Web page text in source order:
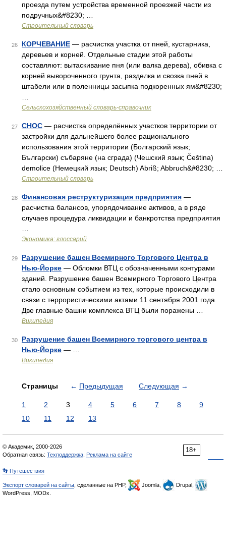
проезда путем устройства временной проезжей части из
подручных&#8230; …
Строительный словарь
26 КОРЧЕВАНИЕ — расчистка участка от пней, кустарника,
деревьев и корней. Отдельные стадии этой работы
составляют: вытаскивание пня (или валка дерева), обивка с
корней вывороченного грунта, разделка и свозка пней в
штабели или в поленницы засыпка подкоренных ям&#8230;
Сельскохозяйственный словарь-справочник
27 CHOC — расчистка определённых участков территории от
застройки для дальнейшего более рационального
использования этой территории (Болгарский язык;
Български) събаряне (на сграда) (Чешский язык; Čeština)
demolice (Немецкий язык; Deutsch) Abriß; Abbruch&#8230; …
Строительный словарь
28 Финансовая реструктуризация предприятия —
расчистка балансов, упорядочивание активов, а в ряде
случаев процедура ликвидации и банкротства предприятия
Экономика: глоссарий
29
Разрушение башен Всемирного Торгового Центра в
Нью-Йорке — Обломки ВТЦ с обозначенными контурами
зданий. Разрушение башен Всемирного Торгового Центра
стало основным событием из тех, которые происходили в
связи с террористическими актами 11 сентября 2001 года.
Две главные башни комплекса ВТЦ были поражены …
Википедия
30
Разрушение башен Всемирного торгового центра в
Нью-Йорке — …
Википедия
Страницы ← Предыдущая Следующая →
1 2 3 4 5 6 7 8
9
10
11 12 13
18+
© Академик, 2000-2026
Обратная связь: Техподдержка Реклама на сайте
👣 Путешествия
Экспорт словарей на сайты , сделанные на PHP, Joomla,
Drupal,
WordPress, MODx.